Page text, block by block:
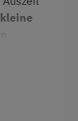
kleine